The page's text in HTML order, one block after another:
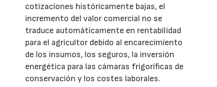
cotizaciones históricamente bajas, el
incremento del valor comercial no se
traduce automáticamente en rentabilidad
para el agricultor debido al encarecimiento
de los insumos, los seguros, la inversión
energética para las cámaras frigoríficas de
conservación y los costes laborales.